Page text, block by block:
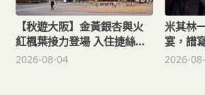
【秋遊大阪】金黃銀杏與火
紅楓葉接力登場 入住捷絲旅
心齋橋館每人每晚900元起！
2026-08-04
米其林
宴，譜
餐以《
2026-